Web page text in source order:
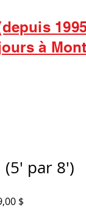
à
(5' par 8')
$